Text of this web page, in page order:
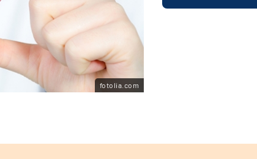
fotolia.com